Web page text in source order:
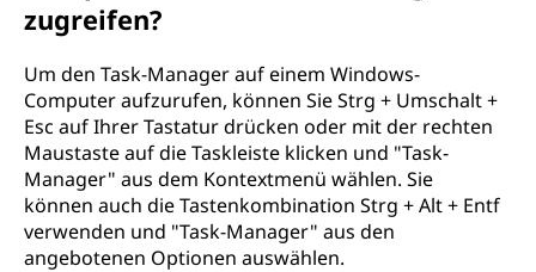
zugreifen?
Um den Task-Manager auf einem Windows-
Computer aufzurufen, können Sie Strg + Umschalt +
Esc auf Ihrer Tastatur drücken oder mit der rechten
Maustaste auf die Taskleiste klicken und "Task-
Manager" aus dem Kontextmenü wählen. Sie
können auch die Tastenkombination Strg + Alt + Entf
verwenden und "Task-Manager" aus den
angebotenen Optionen auswählen.